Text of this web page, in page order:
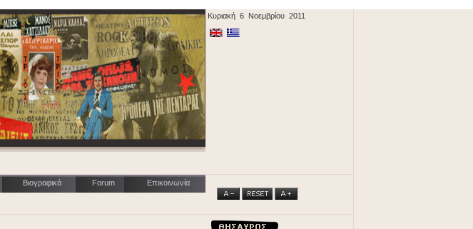
Κυριακή 6 Νοεμβρίου 2011
Βιογραφικά Forum Επικοινωνία